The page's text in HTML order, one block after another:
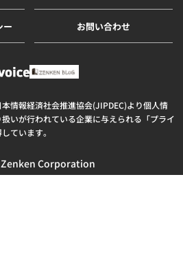
ー お問い合わせ
情報経済社会推進協会(JIPDEC)より個人情
いが行われている企業に与えられる「プライ
ています。
Zenken Corporation